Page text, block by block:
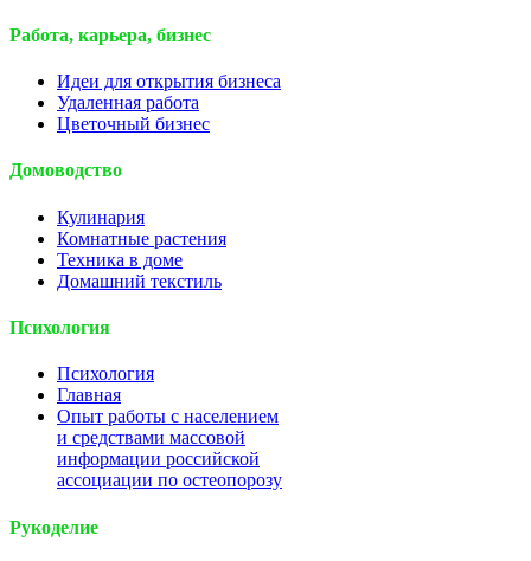
Работа, карьера, бизнес
Идеи для открытия бизнеса
Удаленная работа
Цветочный бизнес
Домоводство
Кулинария
Комнатные растения
Техника в доме
Домашний текстиль
Психология
Психология
Главная
Опыт работы с населением
и средствами массовой
информации российской
ассоциации по остеопорозу
Рукоделие